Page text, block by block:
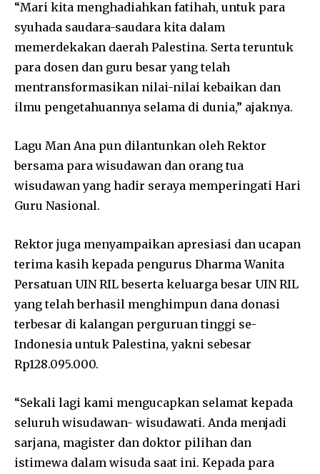
“Mari kita menghadiahkan fatihah, untuk para
syuhada saudara-saudara kita dalam
memerdekakan daerah Palestina. Serta teruntuk
para dosen dan guru besar yang telah
mentransformasikan nilai-nilai kebaikan dan
ilmu pengetahuannya selama di dunia,” ajaknya.
Lagu Man Ana pun dilantunkan oleh Rektor
bersama para wisudawan dan orang tua
wisudawan yang hadir seraya memperingati Hari
Guru Nasional.
Rektor juga menyampaikan apresiasi dan ucapan
terima kasih kepada pengurus Dharma Wanita
Persatuan UIN RIL beserta keluarga besar UIN RIL
yang telah berhasil menghimpun dana donasi
terbesar di kalangan perguruan tinggi se-
Indonesia untuk Palestina, yakni sebesar
Rp128.095.000.
“Sekali lagi kami mengucapkan selamat kepada
seluruh wisudawan- wisudawati. Anda menjadi
sarjana, magister dan doktor pilihan dan
istimewa dalam wisuda saat ini. Kepada para